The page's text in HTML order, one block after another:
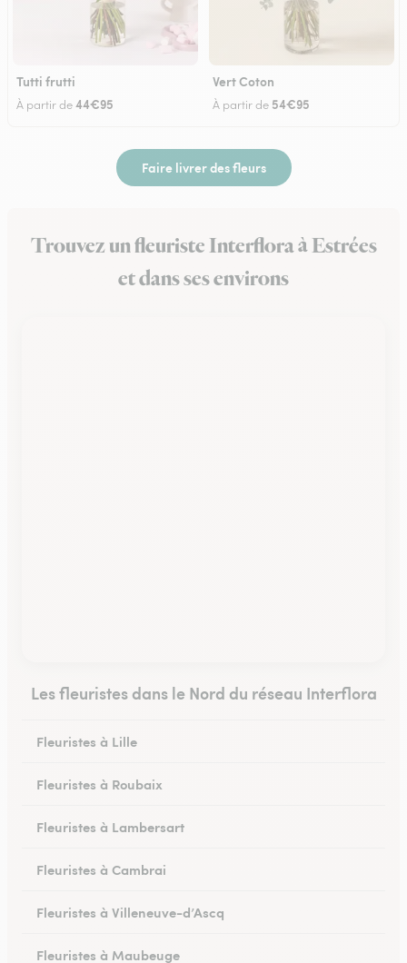
Tutti frutti
À partir de44€95
Vert Coton
À partir de 54€95
Faire livrer des fleurs
Trouvez un fleuriste Interflora à Estrées
et dans ses environs
Les fleuristes dans le Nord du réseau Interflora
Fleuristes à Lille
Fleuristes à Roubaix
Fleuristes à Lambersart
Fleuristes à Cambrai
Fleuristes à Villeneuve-d’Ascq
Fleuristes à Maubeuge